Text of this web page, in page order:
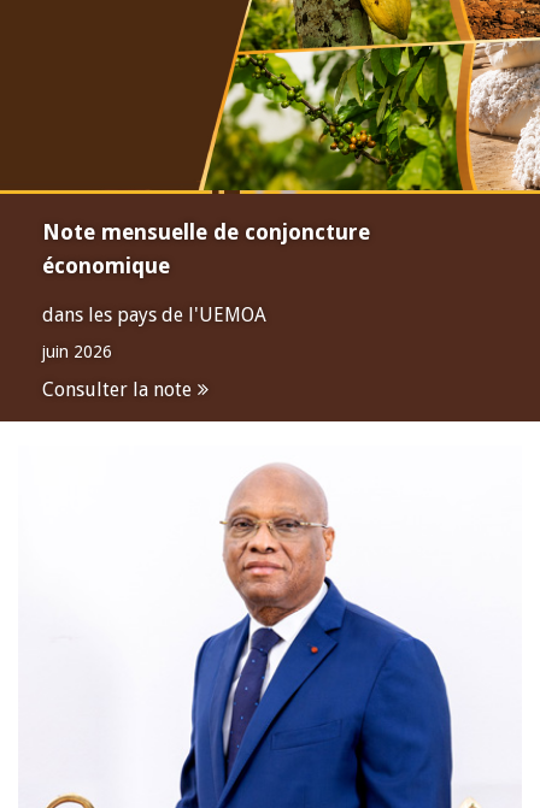
Note mensuelle de conjoncture
économique
dans les pays de l'UEMOA
juin 2026
Consulter la note